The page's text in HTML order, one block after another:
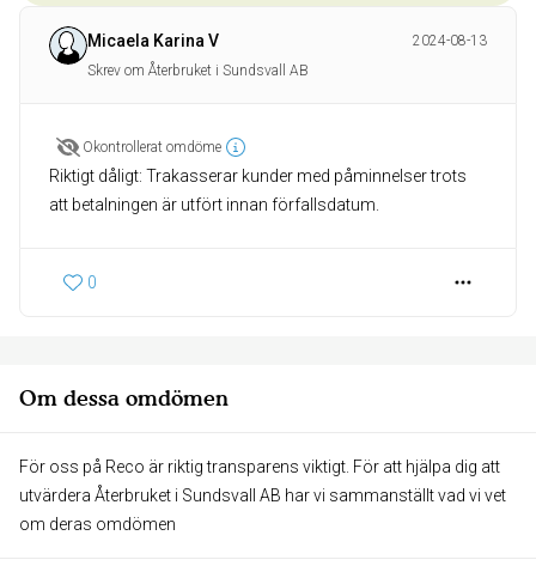
Om dessa omdömen
För oss på Reco är riktig transparens viktigt. För att hjälpa dig att
utvärdera Återbruket i Sundsvall AB har vi sammanställt vad vi vet
om deras omdömen
Micaela Karina V
2024-08-13
Skrev om Återbruket i Sundsvall AB
Okontrollerat omdöme
Riktigt dåligt: Trakasserar kunder med påminnelser trots
att betalningen är utfört innan förfallsdatum.
0